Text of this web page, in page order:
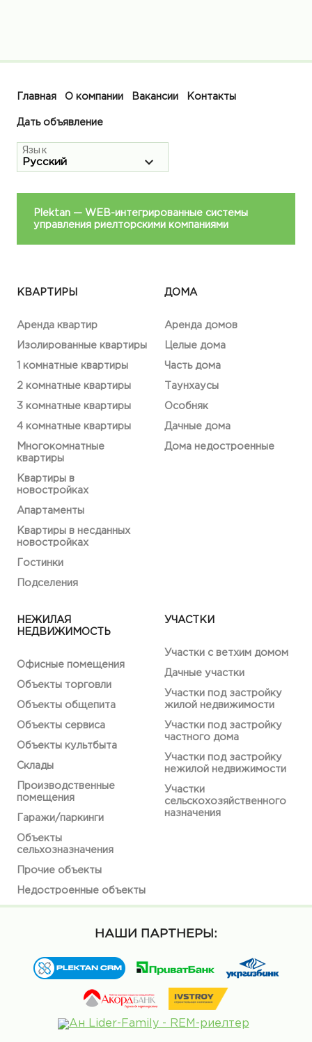
Главная О компании Вакансии Контакты
Дать объявление
Язык
Plektan — WEB-интегрированные системы
управления риелторскими компаниями
КВАРТИРЫ
Аренда квартир
Изолированные квартиры
1 комнатные квартиры
2 комнатные квартиры
3 комнатные квартиры
4 комнатные квартиры
Многокомнатные
квартиры
Квартиры в
новостройках
Апартаменты
Квартиры в несданных
новостройках
Гостинки
Подселения
ДОМА
Аренда домов
Целые дома
Часть дома
Таунхаусы
Особняк
Дачные дома
Дома недостроенные
НЕЖИЛАЯ
НЕДВИЖИМОСТЬ
Офисные помещения
Объекты торговли
Объекты общепита
Объекты сервиса
Объекты культбыта
Склады
Производственные
помещения
Гаражи/паркинги
Объекты
сельхозназначения
Прочие объекты
Недостроенные объекты
УЧАСТКИ
Участки с ветхим домом
Дачные участки
Участки под застройку
жилой недвижимости
Участки под застройку
частного дома
Участки под застройку
нежилой недвижимости
Участки
сельскохозяйственного
назначения
НАШИ ПАРТНЕРЫ: